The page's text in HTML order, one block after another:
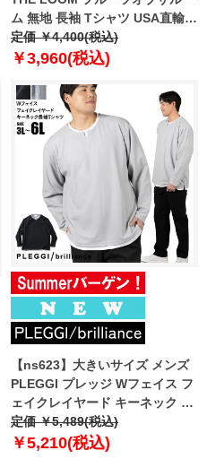
ム 無地 長袖 Tシャツ USA直輸入
81575100
定価 ￥4,400(税込)
￥3,960(税込)
【ns623】大きいサイズ メンズ
PLEGGI プレッジ Wフェイス フ
ェイクレイヤード キーネック 長
袖 Tシャツ 春夏新作 66-13129-2
【fre】
定価 ￥5,489(税込)
￥5,210(税込)